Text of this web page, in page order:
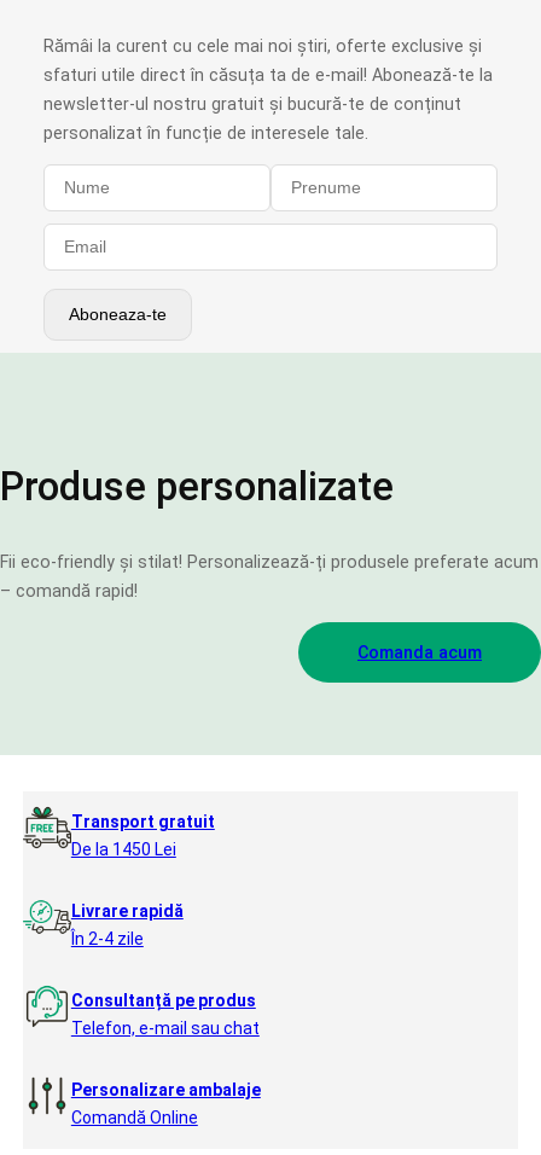
Rămâi la curent cu cele mai noi știri, oferte exclusive și
sfaturi utile direct în căsuța ta de e-mail! Abonează-te la
newsletter-ul nostru gratuit și bucură-te de conținut
personalizat în funcție de interesele tale.
Produse personalizate
Fii eco-friendly și stilat! Personalizează-ți produsele preferate acum
– comandă rapid!
Comanda acum
Transport gratuit
De la 1450 Lei
Livrare rapidă
În 2-4 zile
Consultanță pe produs
Telefon, e-mail sau chat
Personalizare ambalaje
Comandă Online